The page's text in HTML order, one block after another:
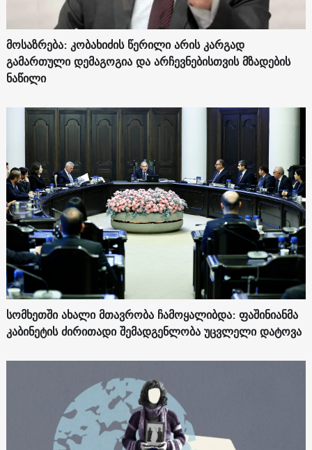
მოსაზრება: კობახიძის წერილი არის კარგად
გამართული დემაგოგია და არჩევნებისთვის მზადების
ნაწილი
სომხეთში ახალი მთავრობა ჩამოყალიბდა: ფაშინიანმა
კაბინეტის ძირითადი შემადგენლობა უცვლელი დატოვა